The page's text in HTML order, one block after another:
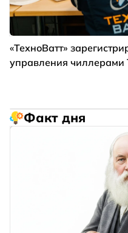
«ТехноВатт»
управления чиллерами
Факт дня